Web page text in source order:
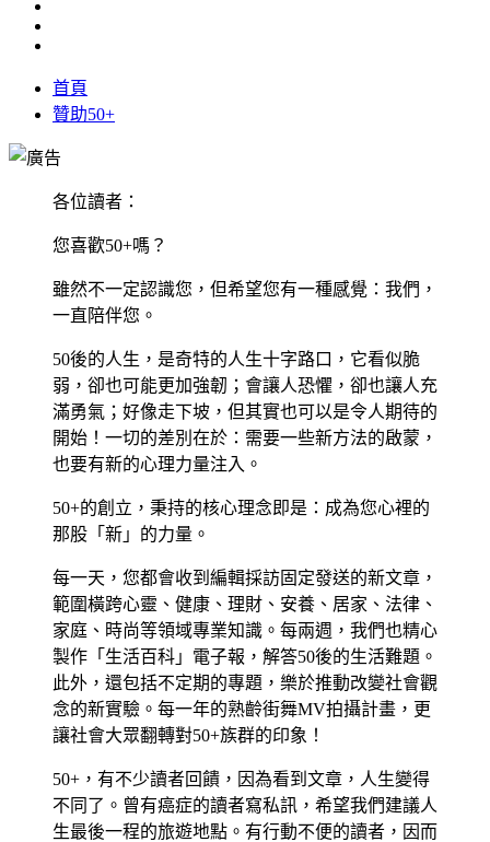
首頁
贊助50+
各位讀者：
您喜歡50+嗎？
雖然不一定認識您，但希望您有一種感覺：我們，
一直陪伴您。
50後的人生，是奇特的人生十字路口，它看似脆
弱，卻也可能更加強韌；會讓人恐懼，卻也讓人充
滿勇氣；好像走下坡，但其實也可以是令人期待的
開始！一切的差別在於：需要一些新方法的啟蒙，
也要有新的心理力量注入。
50+的創立，秉持的核心理念即是：成為您心裡的
那股「新」的力量。
每一天，您都會收到編輯採訪固定發送的新文章，
範圍橫跨心靈、健康、理財、安養、居家、法律、
家庭、時尚等領域專業知識。每兩週，我們也精心
製作「生活百科」電子報，解答50後的生活難題。
此外，還包括不定期的專題，樂於推動改變社會觀
念的新實驗。每一年的熟齡街舞MV拍攝計畫，更
讓社會大眾翻轉對50+族群的印象！
50+，有不少讀者回饋，因為看到文章，人生變得
不同了。曾有癌症的讀者寫私訊，希望我們建議人
生最後一程的旅遊地點。有行動不便的讀者，因而